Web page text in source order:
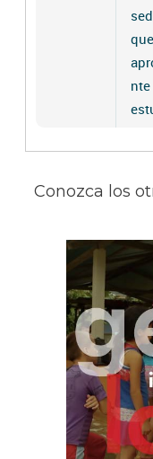
Conozca los